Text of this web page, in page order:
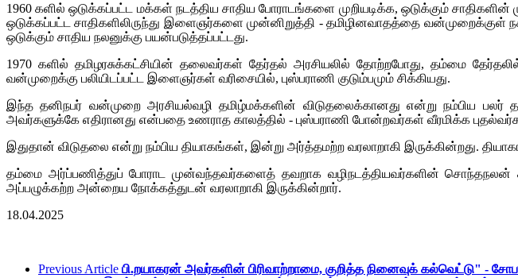
1960 களில் ஒடுக்கப்பட்ட மக்கள் நடத்திய சாதிய போராடங்களை முறியடிக்க, ஒடுக்கும்
ஒடுக்கப்பட்ட சாதிகளிலிருந்து இளைஞர்களை முன்னிறுத்தி - தமிழினவாதத்தை வன்முறைக்குள்
ஒடுக்கும் சாதிய நலனுக்கு பயன்படுத்தப்பட்டது.
1970 களில் தமிழரசுக்கட்சியின் தலைவர்கள் தேர்தல் அரசியலில் தோற்றபோது, தம்மை
வன்முறைக்கு பலியிடப்பட்ட இளைஞர்கள் வரிசையில், புஸ்பராணி குடும்பமும் சிக்கியது.
இந்த தனிநபர் வன்முறை அரசியல்வழி தமிழ்மக்களின் விடுதலைக்கானது என்று நம்பிய
அவர்களுக்கே எதிரானது என்பதை உணராத காலத்தில் - புஸ்பராணி போன்றவர்கள் வீரமிக்க
இதுதான் விடுதலை என்று நம்பிய தியாகங்கள், இன்று அர்த்தமற்ற வரலாறாகி இருக்கின்றது.
தம்மை அர்ப்பணித்துப் போராட முன்வந்தவர்களைத் தவறாக வழிநடத்தியவர்களின்
அப்பழுக்கற்ற அன்றைய நோக்கத்துடன் வரலாறாகி இருக்கின்றார்.
18.04.2025
Previous Article பி.றயாகரன் அவர்களின் பிரிவாற்றாமை, குறித்த நினைவுக் கல்வெட்டு" -